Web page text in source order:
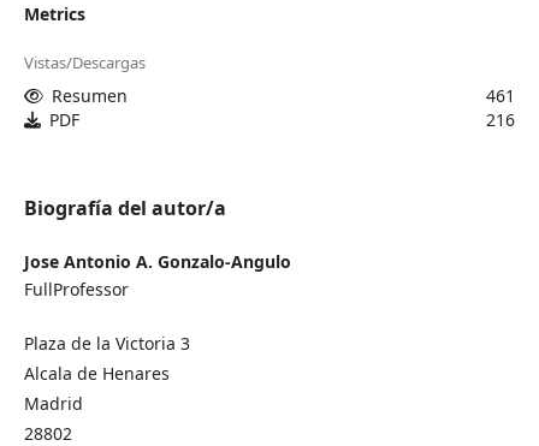
Metrics
Vistas/Descargas
Resumen
461
PDF
216
Biografía del autor/a
Jose Antonio A. Gonzalo-Angulo
FullProfessor
Plaza de la Victoria 3
Alcala de Henares
Madrid
28802